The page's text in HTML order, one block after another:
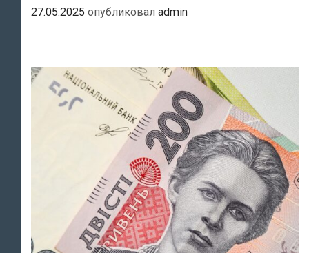
27.05.2025 опубликовал admin